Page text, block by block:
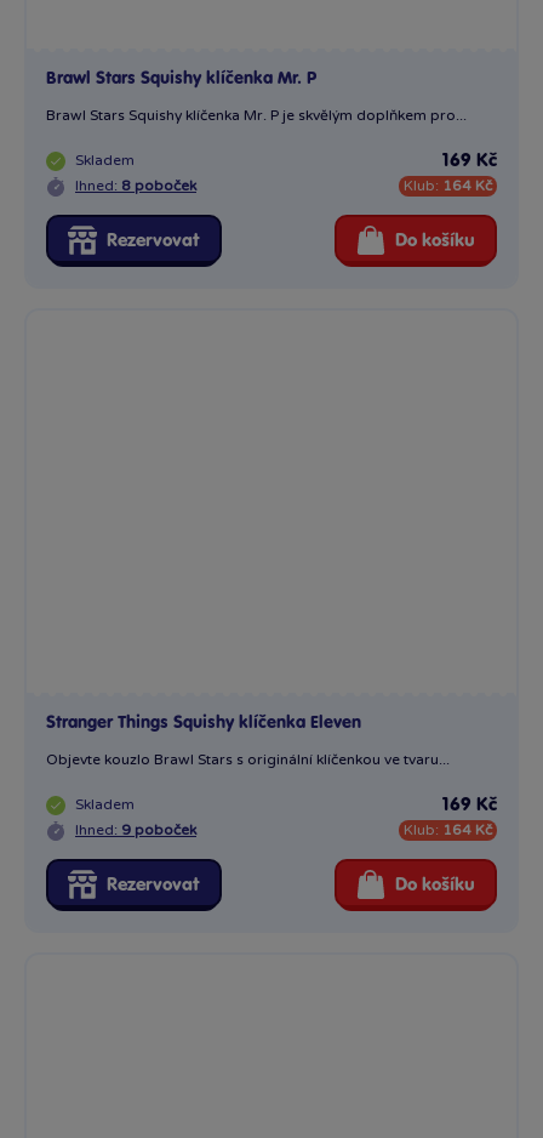
Brawl Stars Squishy klíčenka Mr. P
Brawl Stars Squishy klíčenka Mr. P je skvělým doplňkem pro...
Skladem
Ihned: 8 poboček
169 Kč
Klub: 164 Kč
Rezervovat Do košíku
Stranger Things Squishy klíčenka Eleven
Objevte kouzlo Brawl Stars s originální klíčenkou ve tvaru...
Skladem
Ihned: 9 poboček
169 Kč
Klub: 164 Kč
Rezervovat Do košíku